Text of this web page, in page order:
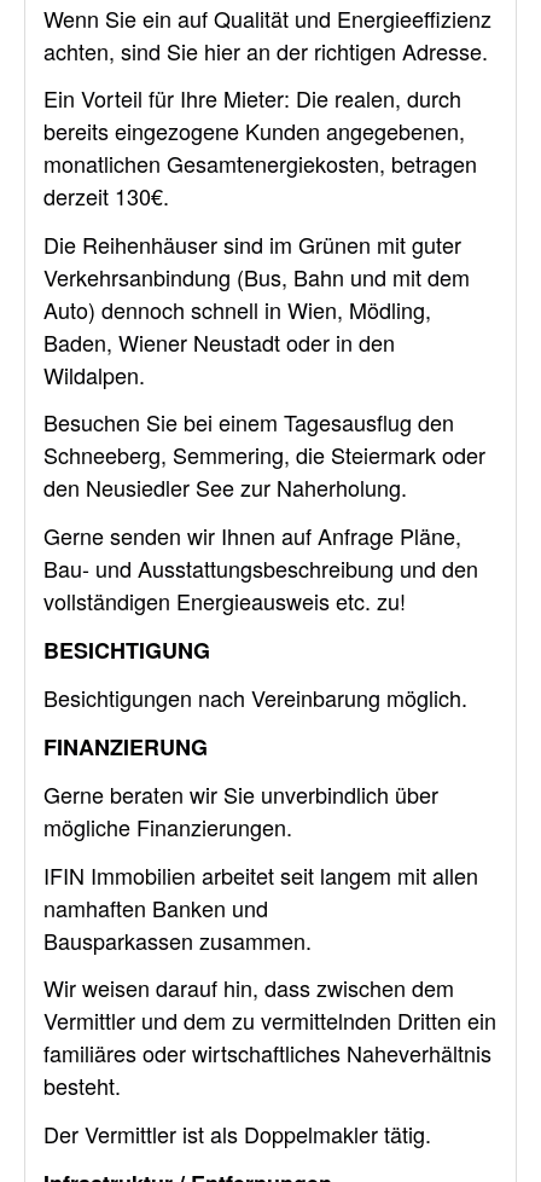
Wenn Sie ein auf Qualität und Energieeffizienz
achten, sind Sie hier an der richtigen Adresse.
Ein Vorteil für Ihre Mieter: Die realen, durch
bereits eingezogene Kunden angegebenen,
monatlichen Gesamtenergiekosten, betragen
derzeit 130€.
Die Reihenhäuser sind im Grünen mit guter
Verkehrsanbindung (Bus, Bahn und mit dem
Auto) dennoch schnell in Wien, Mödling,
Baden, Wiener Neustadt oder in den
Wildalpen.
Besuchen Sie bei einem Tagesausflug den
Schneeberg, Semmering, die Steiermark oder
den Neusiedler See zur Naherholung.
Gerne senden wir Ihnen auf Anfrage Pläne,
Bau- und Ausstattungsbeschreibung und den
vollständigen Energieausweis etc. zu!
BESICHTIGUNG
Besichtigungen nach Vereinbarung möglich.
FINANZIERUNG
Gerne beraten wir Sie unverbindlich über
mögliche Finanzierungen.
IFIN Immobilien arbeitet seit langem mit allen
namhaften Banken und
Bausparkassen zusammen.
Wir weisen darauf hin, dass zwischen dem
Vermittler und dem zu vermittelnden Dritten ein
familiäres oder wirtschaftliches Naheverhältnis
besteht.
Der Vermittler ist als Doppelmakler tätig.